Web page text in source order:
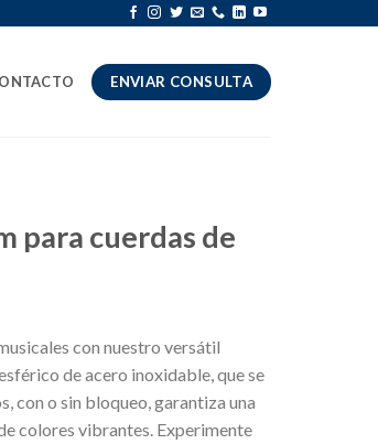
ENVIAR CONSULTA
para cuerdas de
con nuestro versátil
de acero inoxidable, que se
con o sin bloqueo, garantiza una
colores vibrantes. Experimente